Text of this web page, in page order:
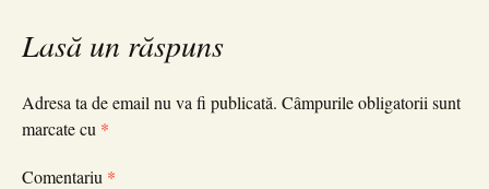
articole
Lasă un răspuns
Adresa ta de email nu va fi publicată. Câmpurile obligatorii sunt
marcate cu *
Comentariu *